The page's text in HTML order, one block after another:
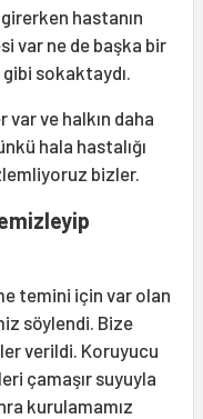
girerken hastanın
var ne de başka bir
gibi sokaktaydı.
var ve halkın daha
hala hastalığı
bizler.
temini için var olan
söylendi. Bize
verildi. Koruyucu
çamaşır suyuyla
kurulamamız